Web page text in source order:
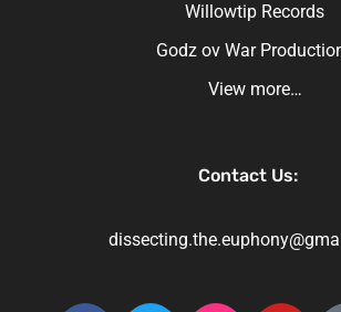
Willowtip Records
Godz ov War
View more…
Contact Us: